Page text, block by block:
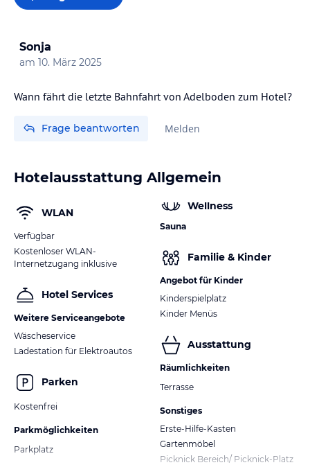
Sonja
am 10. März 2025
Frage beantworten Melden
Hotelausstattung Allgemein
WLAN
Verfügbar
Kostenloser WLAN-
Internetzugang inklusive
Hotel Services
Weitere Serviceangebote
Wäscheservice
Ladestation für Elektroautos
Parken
Kostenfrei
Parkmöglichkeiten
Parkplatz
Wellness
Sauna
Familie & Kinder
Angebot für Kinder
Kinderspielplatz
Kinder Menüs
Ausstattung
Räumlichkeiten
Terrasse
Sonstiges
Erste-Hilfe-Kasten
Gartenmöbel
Picknick Bereich/ Picknick-Platz